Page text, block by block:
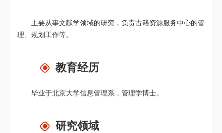
主要从事文献学领域的研究，负责古籍资源服务中心的管
理、规划工作等。
教育经历
毕业于北京大学信息管理系，管理学博士。
研究领域